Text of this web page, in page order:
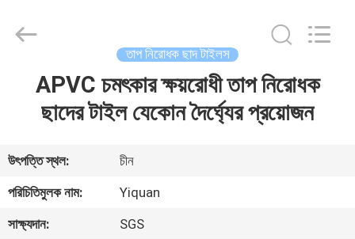
আমাদের
সম্পর্কে
Building
Material
তাপ নিরোধক ছাদ টাইলস
APVC চমৎকার ক্ষয়রোধী তাপ নিরোধক
ছাদের টাইল যেকোন দৈর্ঘ্যের প্রয়োজন
উৎপত্তি স্থল:
চীন
পরিচিতিমুলক নাম:
Yiquan
সাক্ষ্যদান:
SGS